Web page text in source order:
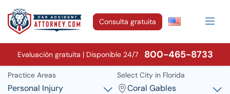
Consulta gratuita
Evaluación gratuita | Disponible 24/7 800-465-8733
Practice Areas
Personal Injury
Select City in Florida
Coral Gables